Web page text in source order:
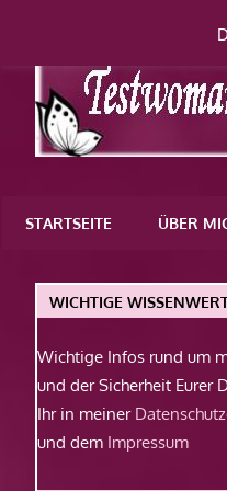
springen
WordPress-
STARTSEITE ÜBER
WICHTIGE
Wichtige Infos rund um
und der Sicherheit Eurer
Ihr in meiner
und dem Impressum